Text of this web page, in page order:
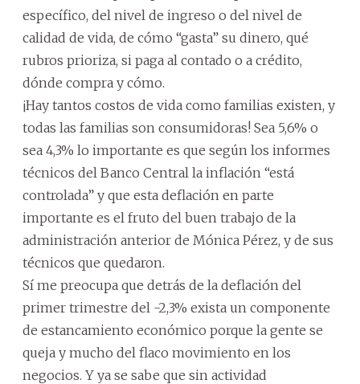
específico, del nivel de ingreso o del nivel de
calidad de vida, de cómo “gasta” su dinero, qué
rubros prioriza, si paga al contado o a crédito,
dónde compra y cómo.
¡Hay tantos costos de vida como familias existen, y
todas las familias son consumidoras! Sea 5,6% o
sea 4,3% lo importante es que según los informes
técnicos del Banco Central la inflación “está
controlada” y que esta deflación en parte
importante es el fruto del buen trabajo de la
administración anterior de Mónica Pérez, y de sus
técnicos que quedaron.
Sí me preocupa que detrás de la deflación del
primer trimestre del -2,3% exista un componente
de estancamiento económico porque la gente se
queja y mucho del flaco movimiento en los
negocios. Y ya se sabe que sin actividad